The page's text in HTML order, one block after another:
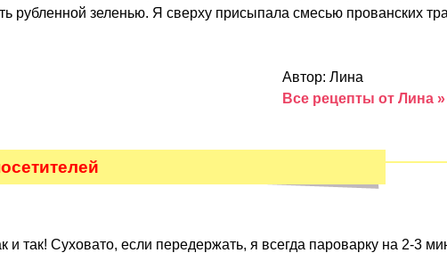
рубленной зеленью. Я сверху присыпала смесью прованских
Автор: Лина
Все рецепты от Лина »
и так! Суховато, если передержать, я всегда пароварку на 2-3